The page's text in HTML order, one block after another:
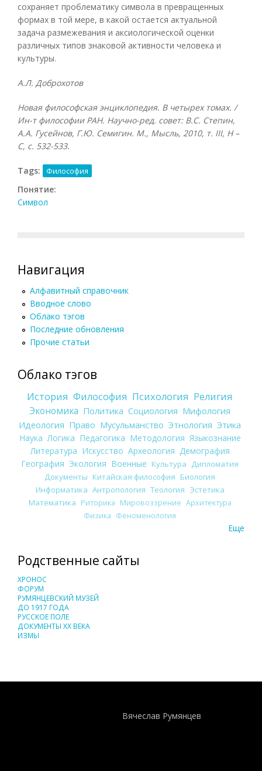
сохраняет проблематику символа в превращенных
формах в той мере, в какой остается актуальной
задача размежевания и аксиологической оценки
различных типов знаковой активности человека и
культуры.
А.Л. Доброхотов
Новая философская энциклопедия. В четырех томах. /
Ин-т философии РАН. Научно-ред. совет: В.С. Степин,
А.А. Гусейнов, Г.Ю. Семигин. М., Мысль, 2010, т. III, Н –
С, с. 532-533.
Tags: Философия
Понятие:
Символ
Навигация
Алфавитный справочник
Вводное слово
Облако тэгов
Последние обновления
Прочие статьи
Облако тэгов
История Философия Психология Религия
Экономика Политика Социология Мифология
Идеология Право Мусульманство Этнология Этика
Наука Логика Педагогика Методология Языкознание
Литература Искусство Археология Демография
География Экология Военные Культура
Дипломатия
Документы Китайская философия Биология
Информатика Антропология Теология Эстетика
Математика Риторика Мировоззрение Архитектура
Физика Феноменология
Еще
Родственные сайты
ХРОНОС
ФОРУМ
РУМЯНЦЕВСКИЙ МУЗЕЙ
ДО 1917 ГОДА
РУССКОЕ ПОЛЕ
ДОКУМЕНТЫ XX ВЕКА
ИЗМЫ
Вячеслав Румянцев